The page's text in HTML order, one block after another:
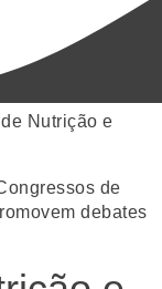
de
debates